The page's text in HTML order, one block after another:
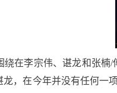
在李宗伟、谌龙和张
，在今年并没有任何一